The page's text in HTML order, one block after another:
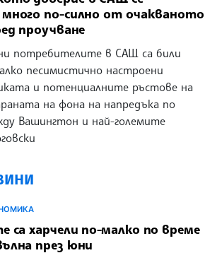
по-силно от очакваното
проучване
потребителите в САЩ са били
песимистично настроени
и потенциалните ръстове на
на фона на напредъка по
Вашингтон и най-големите
са харчели по-малко по време
през юни